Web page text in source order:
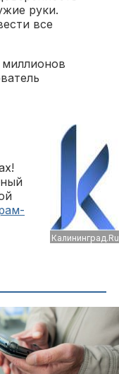
руки.
все
Калининград.Ru